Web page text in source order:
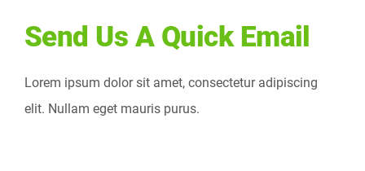
Send Us A Quick Email
Lorem ipsum dolor sit amet, consectetur adipiscing
elit. Nullam eget mauris purus.